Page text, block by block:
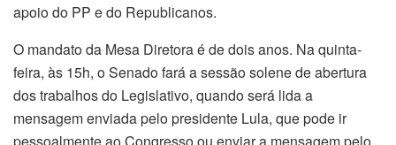
apoio do PP e do Republicanos.
O mandato da Mesa Diretora é de dois anos. Na quinta-
feira, às 15h, o Senado fará a sessão solene de abertura
dos trabalhos do Legislativo, quando será lida a
mensagem enviada pelo presidente Lula, que pode ir
pessoalmente ao Congresso ou enviar a mensagem pelo